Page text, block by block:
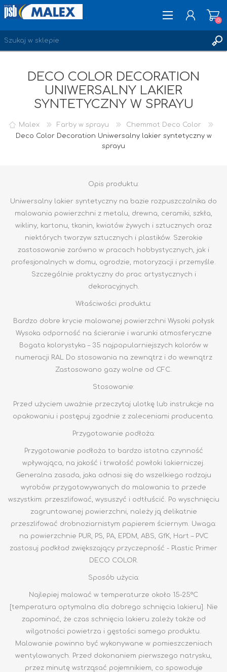
ZAREJESTRUJ SIĘ
LOGOWANIE
ULUBIONE
(0)
DECO COLOR DECORATION
UNIWERSALNY LAKIER
SYNTETYCZNY W SPRAYU
Malex Farby w sprayu
Chemmot Deco Color
Deco Color Decoration Uniwersalny lakier syntetyczny w
sprayu
Opis produktu:
Uniwersalny lakier syntetyczny na bazie rozpuszczalnika do
malowania powierzchni z metalu, drewna, ceramiki, szkła,
wikliny, kartonu, tkanin, kwiatów żywych i sztucznych oraz
niektórych tworzyw sztucznych i plastików. Szerokie
zastosowanie zarówno w pracach hobbystycznych, jak i
profesjonalnych w domu, ogrodzie, motoryzacji i przemyśle.
Szczególnie praktyczny do prac artystycznych i
dekoracyjnych.
Właściwości produktu:
Bardzo dobre krycie malowanej powierzchni Wysoki połysk
Wysoka odporność na ścieranie i warunki atmosferyczne
Bogata kolorystyka – 35 najpopularniejszych kolorów w
numeracji RAL Do stosowania na zewnątrz i do wewnątrz
Zastosowano gazy wolne od CFC.
Stosowanie:
Przed użyciem uważnie przeczytaj ulotkę lub instrukcje na
opakowaniu i postępuj zgodnie z zaleceniami producenta.
Przygotowanie podłoża:
Przygotowanie podłoża to bardzo istotna czynność
wpływająca, na jakość i trwałość powłoki lakierniczej.
Generalna zasada, jaka odnosi się do wszelkiego rodzaju
wyrobów przygotowywanych do malowania to przede
wszystkim: przeszlifować, wysuszyć i odtłuścić. Po wyschnięciu
zagruntowanej powierzchni, należy ją delikatnie
przeszlifować drobnoziarnistym papierem ściernym. Uwaga:
na powierzchnie PUR, PS, PA, EPDM, ABS, GfK, Hart – PVC
zastosuj podkład zwiększający przyczepność - Plastic Primer
DECO COLOR.
Sposób użycia:
Najlepiej malować w temperaturze około 15-25°C
[temperatura optymalna dla dobrego schnięcia lakieru]. Nie
zapominać, że czas schnięcia lakieru zależy także od
wilgotności powietrza i gęstości samego produktu.
Malowanie powinno być wykonywane w pomieszczeniach
wentylowanych. Przed dokonaniem pierwszego natrysku,
przez minutę wstrząsać pojemnikiem, co spowoduje